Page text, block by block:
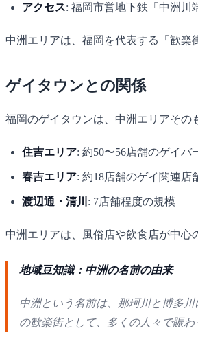
アクセス: 福岡市営地下鉄「中洲川
中洲エリアは、福岡を代表する「歓楽
ゲイタウンとの関係
福岡のゲイタウンは、中洲エリアその
住吉エリア: 約50〜56店舗のゲイバ
春吉エリア: 約18店舗のゲイ関連店
渡辺通・清川 : 7店舗程度の規模
中洲エリアは、風俗店や飲食店が中心
地域豆知識：中洲の名前の由来
中洲という名前は、那珂川と博多
の歓楽街として、多くの人々で賑わ